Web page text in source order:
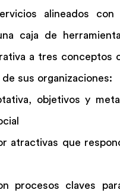
alineados
caja de
a tres conceptos
sus organizaciones:
objetivos y
atractivas que
procesos claves